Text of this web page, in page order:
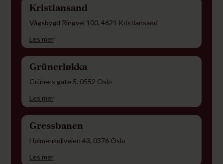
Kristiansand
Vågsbygd Ringvei 100, 4621 Kristiansand
Les mer
Grünerløkka
Grüners gate 5, 0552 Oslo
Les mer
Gressbanen
Holmenkollveien 43, 0376 Oslo
Les mer